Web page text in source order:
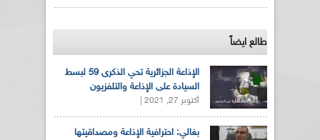
طالع ايضاً
الإذاعة الجزائرية تحي الذكرى 59 لبسط
السيادة على الإذاعة والتلفزيون
أكتوبر 27, 2021 |
بغالي: احترافية الإذاعة ومصداقيتها